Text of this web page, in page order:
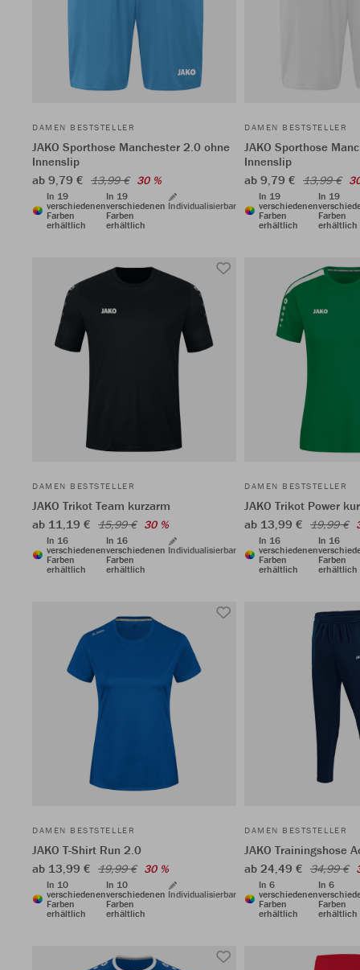
DAMEN BESTSTELLER
JAKO Sporthose Manchester 2.0 ohne
Innenslip
ab 9,79 € 13,99 € 30 %
In 19
verschiedenen
Farben
erhältlich
In 19
verschiedenen
Farben
erhältlich
Individualisierbar
DAMEN BESTSTELLER
JAKO Sporthose
Innenslip
ab 9,79 € 13,99 €
In 19
verschiedenen
Farben
erhältlich
In 19
Farben
erhältlich
DAMEN BESTSTELLER
JAKO Trikot Team kurzarm
ab 11,19 € 15,99 € 30 %
In 16
verschiedenen
Farben
erhältlich
In 16
verschiedenen
Farben
erhältlich
Individualisierbar
DAMEN BESTSTELLER
JAKO Trikot Power
ab 13,99 € 19,99 €
In 16
verschiedenen
Farben
erhältlich
In 16
Farben
erhältlich
DAMEN BESTSTELLER
JAKO T-Shirt Run 2.0
ab 13,99 € 19,99 € 30 %
In 10
verschiedenen
Farben
erhältlich
In 10
verschiedenen
Farben
erhältlich
Individualisierbar
DAMEN BESTSTELLER
JAKO Trainingshose
ab 24,49 € 34,99 €
In 6
verschiedenen
Farben
erhältlich
In 6
Farben
erhältlich